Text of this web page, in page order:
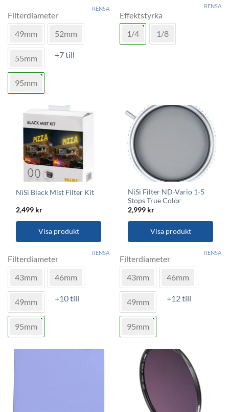
här
produkten
har
flera
varianter.
De
olika
produktsidan
Filterdiameter
49mm
52mm
55mm +7 till
95mm
RENSA
här
produkten
har
flera
väljas
på
produktsidan
Effektstyrka
1/4
1/8
RENSA
NiSi Black Mist Filter Kit
2,499 kr
Visa produkt
här
produkten
har
flera
varianter.
De
olika
Filterdiameter
43mm
46mm
49mm +10 till
95mm
RENSA
NiSi Filter ND-Vario 1-5
Stops True Color
2,999 kr
Visa produkt
här
produkten
har
flera
varianter.
De
olika
väljas
produktsidan
Filterdiameter
43mm
46mm
49mm +12 till
95mm
RENSA